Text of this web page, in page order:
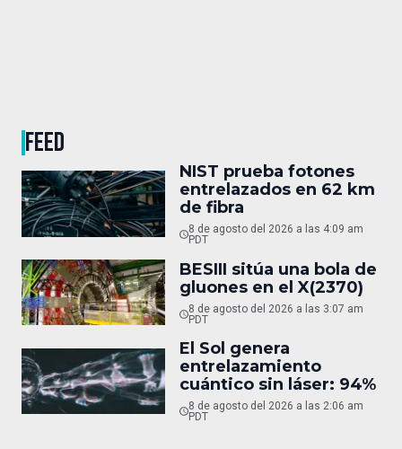
FEED
NIST prueba fotones
entrelazados en 62 km
de fibra
8 de agosto del 2026 a las 4:09 am
PDT
BESIII sitúa una bola de
gluones en el X(2370)
8 de agosto del 2026 a las 3:07 am
PDT
El Sol genera
entrelazamiento
cuántico sin láser: 94%
8 de agosto del 2026 a las 2:06 am
PDT